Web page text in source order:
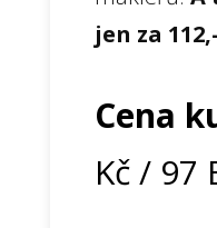
jen za
Cena
Kč / 97